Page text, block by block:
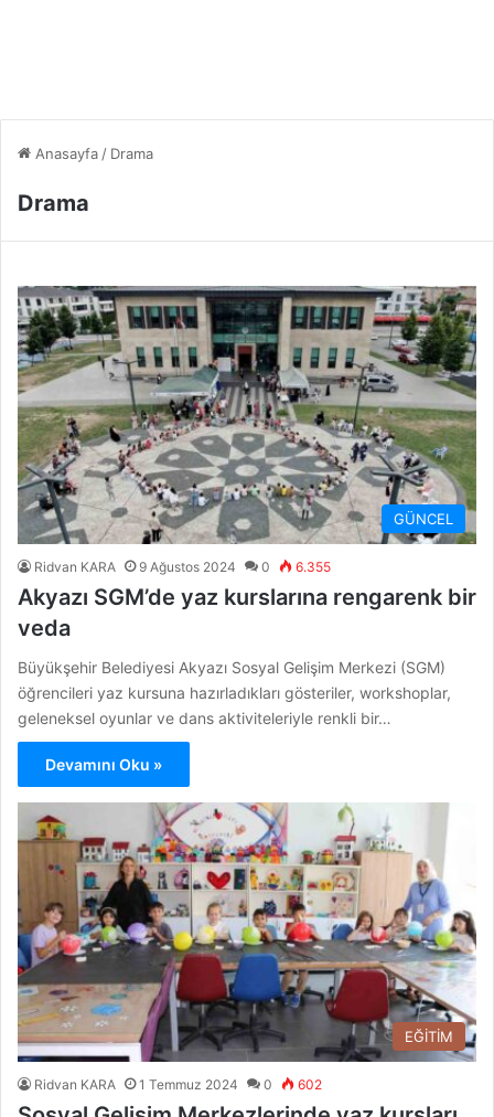
Anasayfa / Drama
Drama
GÜNCEL
Ridvan KARA 9 Ağustos 2024 0 6.355
Akyazı SGM’de yaz kurslarına rengarenk bir
veda
Büyükşehir Belediyesi Akyazı Sosyal Gelişim Merkezi (SGM)
öğrencileri yaz kursuna hazırladıkları gösteriler, workshoplar,
geleneksel oyunlar ve dans aktiviteleriyle renkli bir…
Devamını Oku »
EĞİTİM
Ridvan KARA 1 Temmuz 2024 0 602